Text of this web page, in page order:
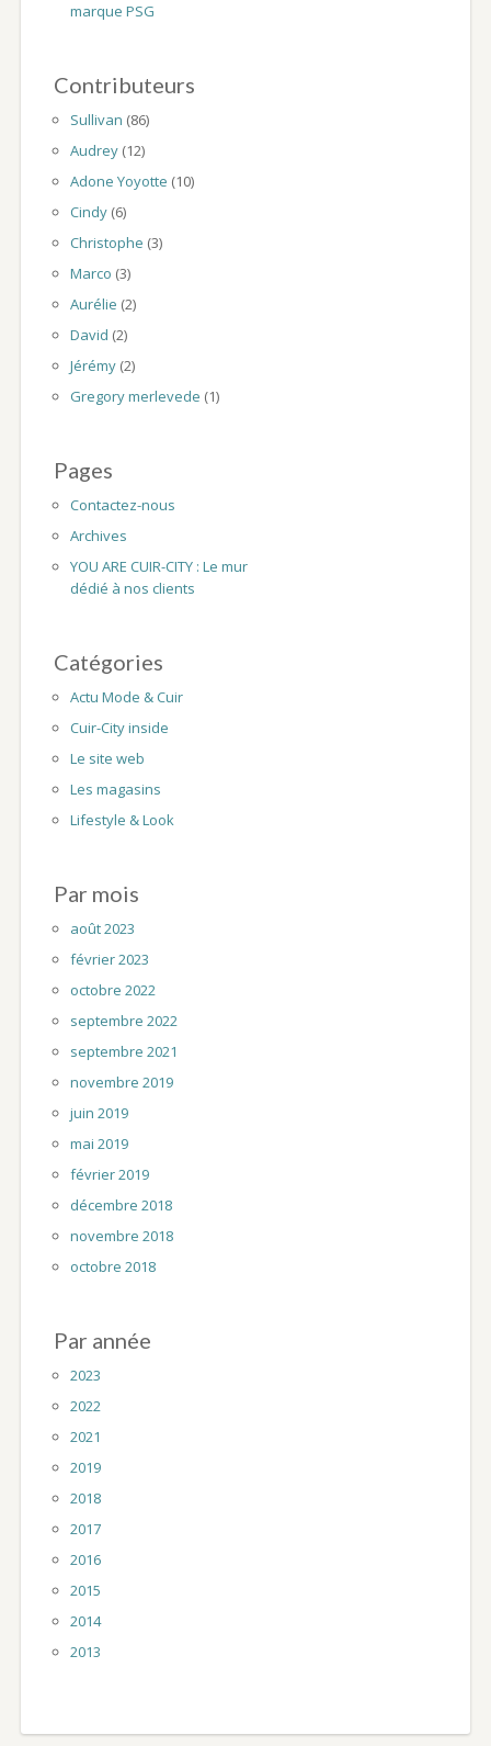
marque PSG
Contributeurs
Sullivan (86)
Audrey(12)
Adone Yoyotte (10)
Cindy(6)
Christophe (3)
Marco (3)
Aurélie (2)
David (2)
Jérémy(2)
Gregory merlevede (1)
Pages
Contactez-nous
Archives
YOU ARE CUIR-CITY : Le mur
dédié à nos clients
Catégories
Actu Mode & Cuir
Cuir-City inside
Le site web
Les magasins
Lifestyle & Look
Par mois
août 2023
février 2023
octobre 2022
septembre 2022
septembre 2021
novembre 2019
juin 2019
mai 2019
février 2019
décembre 2018
novembre 2018
octobre 2018
Par année
2023
2022
2021
2019
2018
2017
2016
2015
2014
2013